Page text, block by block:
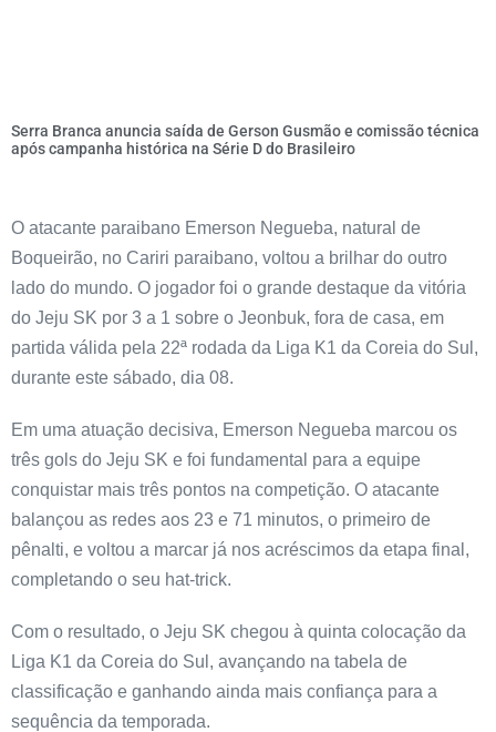
Serra Branca anuncia saída de Gerson Gusmão e comissão técnica
após campanha histórica na Série D do Brasileiro
O atacante paraibano Emerson Negueba, natural de
Boqueirão, no Cariri paraibano, voltou a brilhar do outro
lado do mundo. O jogador foi o grande destaque da vitória
do Jeju SK por 3 a 1 sobre o Jeonbuk, fora de casa, em
partida válida pela 22ª rodada da Liga K1 da Coreia do Sul,
durante este sábado, dia 08.
Em uma atuação decisiva, Emerson Negueba marcou os
três gols do Jeju SK e foi fundamental para a equipe
conquistar mais três pontos na competição. O atacante
balançou as redes aos 23 e 71 minutos, o primeiro de
pênalti, e voltou a marcar já nos acréscimos da etapa final,
completando o seu hat-trick.
Com o resultado, o Jeju SK chegou à quinta colocação da
Liga K1 da Coreia do Sul, avançando na tabela de
classificação e ganhando ainda mais confiança para a
sequência da temporada.